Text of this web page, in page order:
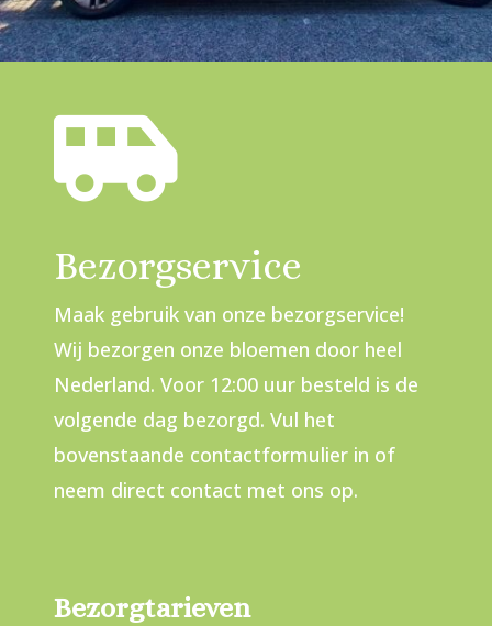

Bezorgservice
Maak gebruik van onze bezorgservice!
Wij bezorgen onze bloemen door heel
Nederland. Voor 12:00 uur besteld is de
volgende dag bezorgd. Vul het
bovenstaande contactformulier in of
neem direct contact met ons op.
Bezorgtarieven